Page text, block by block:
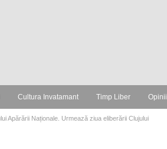
Cultura Invatamant Timp Liber Opinii
Apărării Naționale. Urmează ziua eliberării Clujului